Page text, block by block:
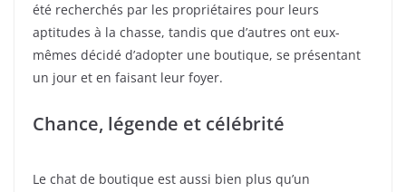
été recherchés par les propriétaires pour leurs
aptitudes à la chasse, tandis que d’autres ont eux-
mêmes décidé d’adopter une boutique, se présentant
un jour et en faisant leur foyer.
Chance, légende et célébrité
Le chat de boutique est aussi bien plus qu’un